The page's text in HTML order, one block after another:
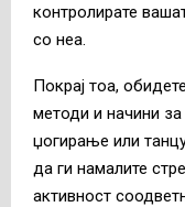
контролирате
со неа.
Покрај тоа,
методи и начини
џогирање или
да ги намалите
активност